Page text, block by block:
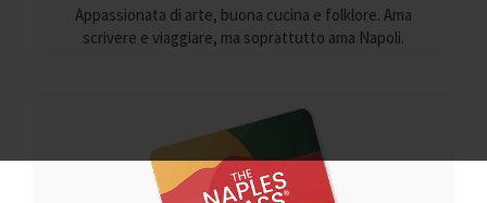
Appassionata di arte, buona cucina e folklore. Ama
scrivere e viaggiare, ma soprattutto ama Napoli.